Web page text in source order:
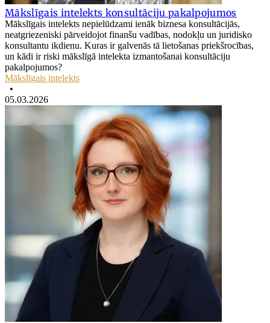
Mākslīgais intelekts konsultāciju pakalpojumos
Mākslīgais intelekts nepielūdzami ienāk biznesa konsultācijās,
neatgriezeniski pārveidojot finanšu vadības, nodokļu un juridisko
konsultantu ikdienu. Kuras ir galvenās tā lietošanas priekšrocības,
un kādi ir riski mākslīgā intelekta izmantošanai konsultāciju
pakalpojumos?
Mākslīgais intelekts
•
05.03.2026